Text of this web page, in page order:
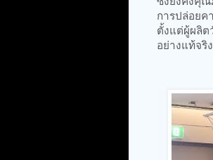
การปล่อยค
ตั้งแต่ผู้ผลิต
อย่างแท้จริง​